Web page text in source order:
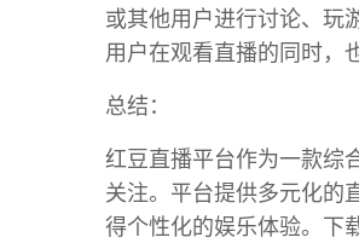
或其他用户进行讨论、玩
用户在观看直播的同时，
总结：
红豆直播平台作为一款综
关注。平台提供多元化的
得个性化的娱乐体验。下